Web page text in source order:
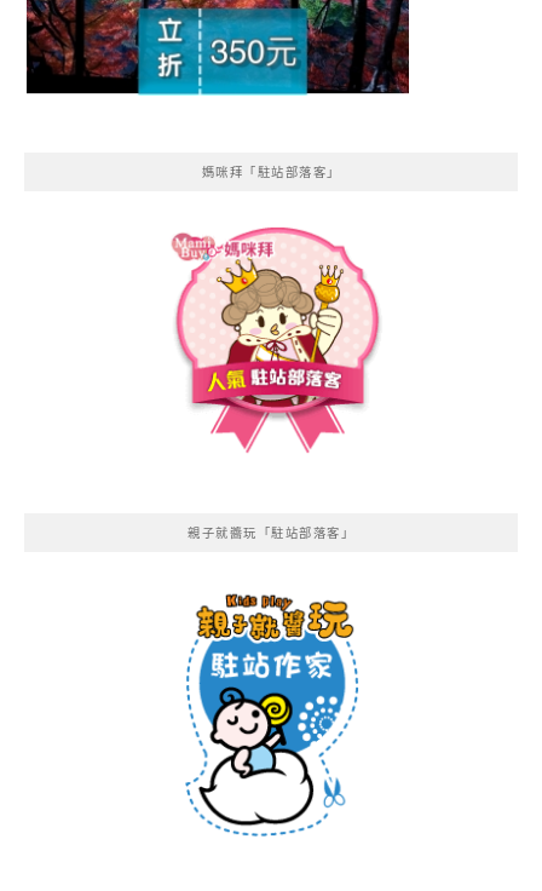
媽咪拜「駐站部落客」
親子就醬玩「駐站部落客」